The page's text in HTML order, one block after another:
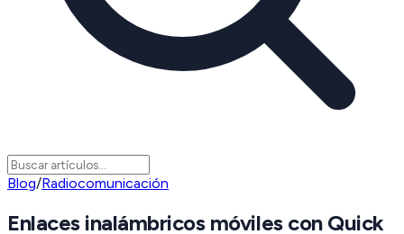
Blog/Radiocomunicación
Enlaces inalámbricos móviles con Quick